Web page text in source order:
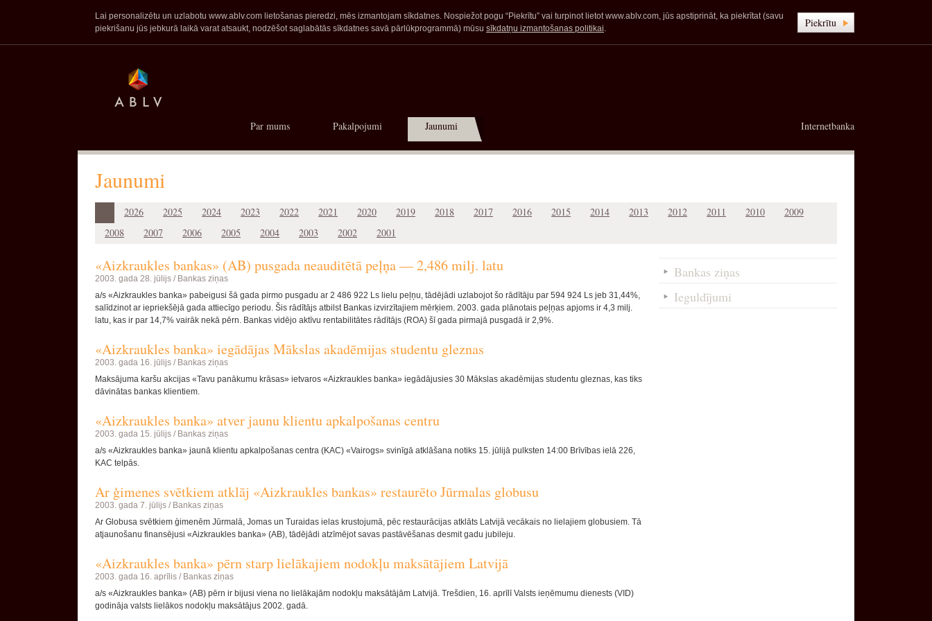
Lai personalizētu un uzlabotu www.ablv.com lietošanas pieredzi, mēs izmantojam sīkdatnes. Nospiežot pogu “Piekrītu” vai turpinot lietot www.ablv.com, jūs apstiprināt, ka piekrītat (savu
piekrišanu jūs jebkurā laikā varat atsaukt, nodzēšot saglabātās sīkdatnes savā pārlūkprogrammā) mūsu sīkdatņu izmantošanas politikai. Piekrītu
Internetbanka
Par mums Pakalpojumi Jaunumi
Jaunumi
2026 2025 2024 2023 2022 2021 2020 2019 2018 2017 2016 2015 2014 2013 2012 2011 2010
2009
2008
2007 2006 2005 2004 2003 2002 2001
«Aizkraukles bankas» (AB) pusgada neauditētā peļņa — 2,486 milj. latu
2003. gada 28. jūlijs / Bankas ziņas
a/s «Aizkraukles banka» pabeigusi šā gada pirmo pusgadu ar 2 486 922 Ls lielu peļņu, tādējādi uzlabojot šo rādītāju par 594 924 Ls jeb 31,44%,
salīdzinot ar iepriekšējā gada attiecīgo periodu. Šis rādītājs atbilst Bankas izvirzītajiem mērķiem. 2003. gada plānotais peļņas apjoms ir 4,3 milj.
latu, kas ir par 14,7% vairāk nekā pērn. Bankas vidējo aktīvu rentabilitātes rādītājs (ROA) šī gada pirmajā pusgadā ir 2,9%.
«Aizkraukles banka» iegādājas Mākslas akadēmijas studentu gleznas
2003. gada 16. jūlijs / Bankas ziņas
Maksājuma karšu akcijas «Tavu panākumu krāsas» ietvaros «Aizkraukles banka» iegādājusies 30 Mākslas akadēmijas studentu gleznas, kas tiks
dāvinātas bankas klientiem.
«Aizkraukles banka» atver jaunu klientu apkalpošanas centru
2003. gada 15. jūlijs / Bankas ziņas
a/s «Aizkraukles banka» jaunā klientu apkalpošanas centra (KAC) «Vairogs» svinīgā atklāšana notiks 15. jūlijā pulksten 14:00 Brīvības ielā 226,
KAC telpās.
Ar ģimenes svētkiem atklāj «Aizkraukles bankas» restaurēto Jūrmalas globusu
2003. gada 7. jūlijs / Bankas ziņas
Ar Globusa svētkiem ģimenēm Jūrmalā, Jomas un Turaidas ielas krustojumā, pēc restaurācijas atklāts Latvijā vecākais no lielajiem globusiem. Tā
atjaunošanu finansējusi «Aizkraukles banka» (AB), tādējādi atzīmējot savas pastāvēšanas desmit gadu jubileju.
«Aizkraukles banka» pērn starp lielākajiem nodokļu maksātājiem Latvijā
2003. gada 16. aprīlis / Bankas ziņas
a/s «Aizkraukles banka» (AB) pērn ir bijusi viena no lielākajām nodokļu maksātājām Latvijā. Trešdien, 16. aprīlī Valsts ieņēmumu dienests (VID)
godināja valsts lielākos nodokļu maksātājus 2002. gadā.
Bankas ziņas
Ieguldījumi